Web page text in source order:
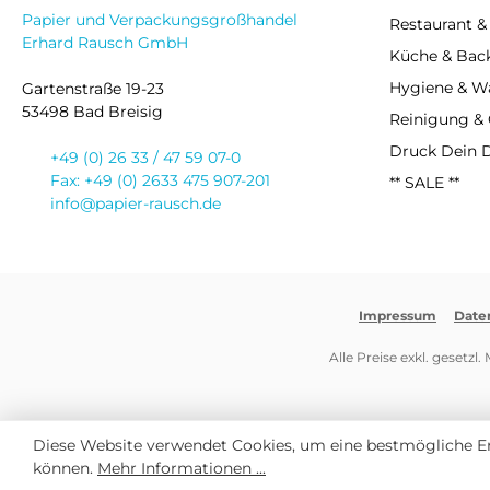
Papier und Verpackungsgroßhandel
Erhard Rausch GmbH
Gartenstraße 19-23
53498 Bad Breisig
+49 (0) 26 33 / 47 59 07-0
Fax: +49 (0) 2633 475 907-201
info@papier-rausch.de
Restaurant
Küche &
Hygiene &
Reinigung &
Druck Dein
** SALE **
Impressum
Alle Preise exkl.
Diese Website verwendet Cookies, um eine bestmögliche
können. Mehr Informationen ...